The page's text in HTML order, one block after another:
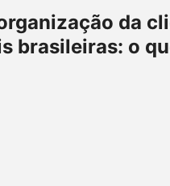
da
brasileiras: o